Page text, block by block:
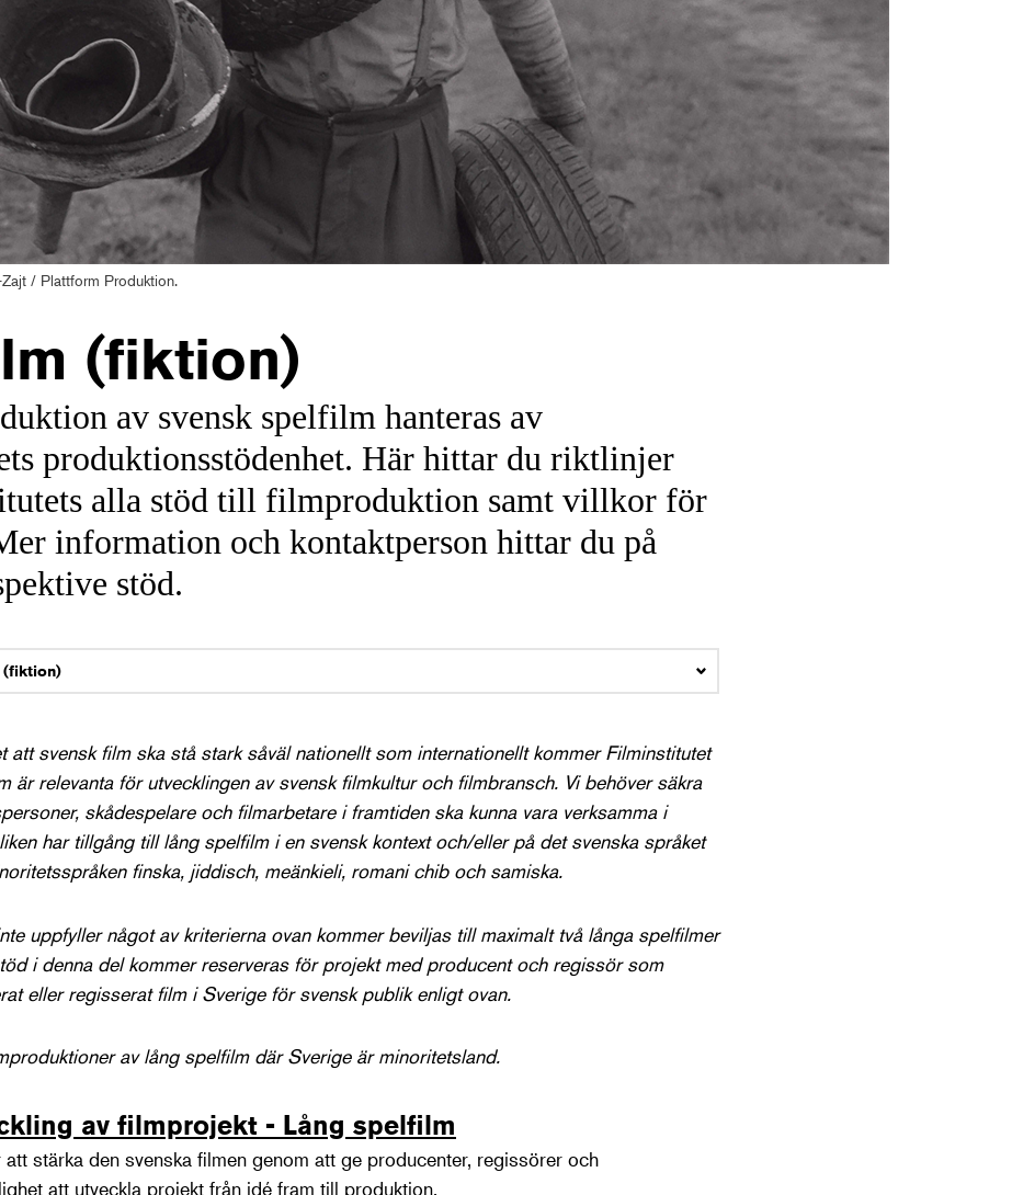
/ Plattform Produktion.
(fiktion)
av svensk spelfilm hanteras av
produktionsstödenhet. Här hittar du riktlinjer
alla stöd till filmproduktion samt villkor för
information och kontaktperson hittar du på
stöd.
att svensk film ska stå stark såväl nationellt som internationellt kommer Filminstitutet
är relevanta för utvecklingen av svensk filmkultur och filmbransch. Vi behöver säkra
skådespelare och filmarbetare i framtiden ska kunna vara verksamma i
har tillgång till lång spelfilm i en svensk kontext och/eller på det svenska språket
finska, jiddisch, meänkieli, romani chib och samiska.
uppfyller något av kriterierna ovan kommer beviljas till maximalt två långa spelfilmer
i denna del kommer reserveras för projekt med producent och regissör som
eller regisserat film i Sverige för svensk publik enligt ovan.
av lång spelfilm där Sverige är minoritetsland.
av filmprojekt - Lång spelfilm
stärka den svenska filmen genom att ge producenter, regissörer och
att utveckla projekt från idé fram till produktion.